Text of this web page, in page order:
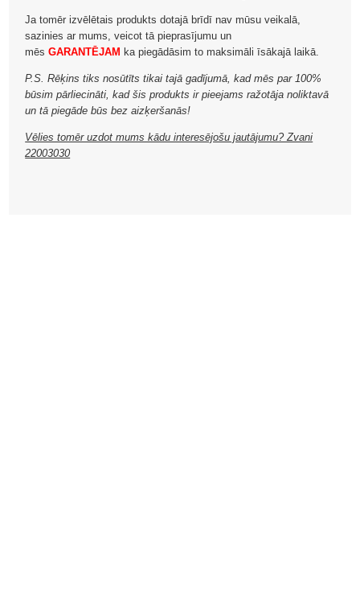
Ja tomēr izvēlētais produkts dotajā brīdī nav mūsu veikalā,
sazinies ar mums, veicot tā pieprasījumu un
mēsGARANTĒJAM ka piegādāsim to maksimāli īsākajā laikā.
P.S. Rēķins tiks nosūtīts tikai tajā gadījumā, kad mēs par 100%
būsim pārliecināti, kad šis produkts ir pieejams ražotāja noliktavā
un tā piegāde būs bez aizķeršanās!
Vēlies tomēr uzdot mums kādu interesējošu jautājumu? Zvani
22003030